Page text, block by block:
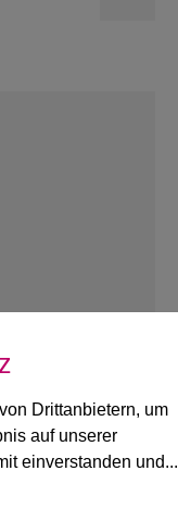
Drittanbietern, um
auf unserer
einverstanden und...